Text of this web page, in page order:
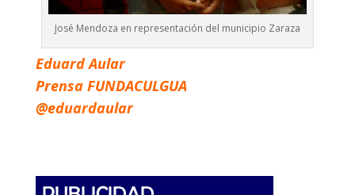
José Mendoza en representación del municipio Zaraza
Eduard Aular
Prensa FUNDACULGUA
@eduardaular